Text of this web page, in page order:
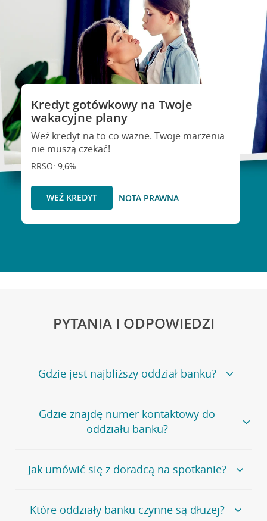
Kredyt gotówkowy na Twoje
wakacyjne plany
Weź kredyt na to co ważne. Twoje marzenia
nie muszą czekać!
RRSO: 9,6%
WEŹ KREDYT NOTA PRAWNA
PYTANIA I ODPOWIEDZI
Gdzie jest najbliższy oddział banku?
Jeśli szukasz oddziału naszego banku, zapraszamy na
stronęPlacówki i bankomaty, na której znajduje się
wygodna wyszukiwarka.
oddziałów
Gdzie znajdę numer kontaktowy do
oddziału banku?
Bank Credit Agricole nie udostępnia ogólnego numeru
telefonu do placówki bankowej.
umówienia się z doradcą w placówce bankowej .
Jak umówić się z doradcą na spotkanie?
Jeśli jesteś już naszym
klientemmożeszsamodzielnieumówić się na spotkanie z
Które oddziały banku czynne są dłużej?